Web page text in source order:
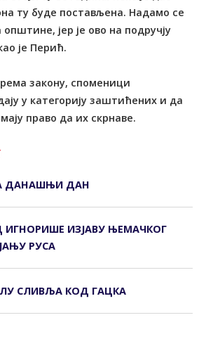
ту буде постављена. Надамо се
јер је ово на подручју
је Перић.
закону, споменици
у категорију заштићених и да
право да их скрнаве.
ДАНАШЊИ ДАН
ИГНОРИШЕ ИЗЈАВУ ЊЕМАЧКОГ
РУСА
СЛИВЉА КОД ГАЦКА